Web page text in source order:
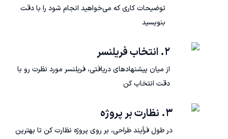
توضیحات کاری که می‌خواهید انجام شود را با دقت
بنویسید
۲. انتخاب فریلنسر
از میان پیشنهادهای دریافتی، فریلنسر مورد نظرت رو با
دقت انتخاب کن
۳. نظارت بر پروژه
در طول فرآیند طراحی، بر روی پروژه نظارت کن تا بهترین